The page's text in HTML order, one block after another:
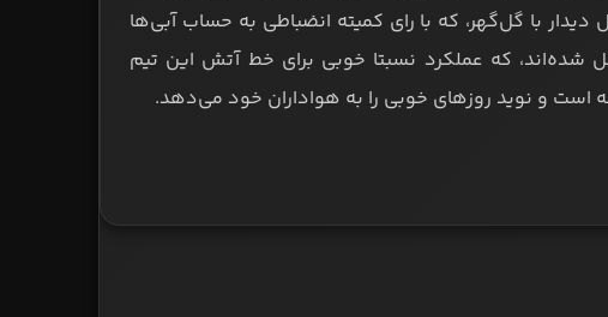
لیگ را به خود اختصاص داده‌اند. همچنین بدون احتساب 3 گل دیدار با گل‌گهر، که با رای کمیته انضباطی به حساب آبی‌ها
شده است، آن‌ها تا این لحظه از فصل، موفق به ثبت 13 گل شده‌اند، که عملکرد نسبتا خوبی برای خط آتش این تیم
و نوید روزهای خوبی را به هواداران خود می‌دهد.